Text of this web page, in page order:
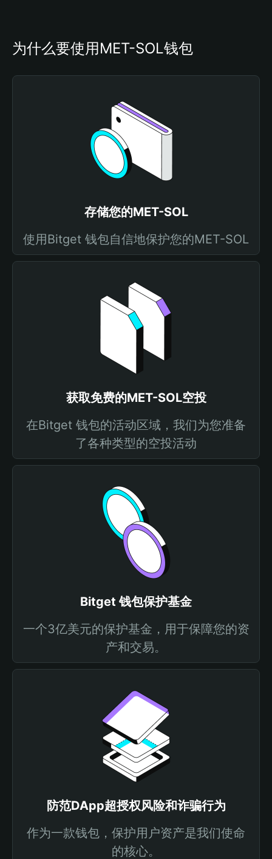
为什么要使用MET-SOL钱包
存储您的MET-SOL
使用Bitget 钱包自信地保护您的MET-SOL
获取免费的MET-SOL空投
在Bitget 钱包的活动区域，我们为您准备
了各种类型的空投活动
Bitget 钱包保护基金
一个3亿美元的保护基金，用于保障您的资
产和交易。
防范DApp超授权风险和诈骗行为
作为一款钱包，保护用户资产是我们使命
的核心。